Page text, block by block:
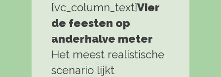
[vc_column_text]Vier
de feesten op
anderhalve meter
Het meest realistische
scenario lijkt